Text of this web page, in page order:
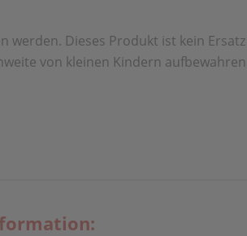
Dieses Produkt ist kein
von kleinen Kindern